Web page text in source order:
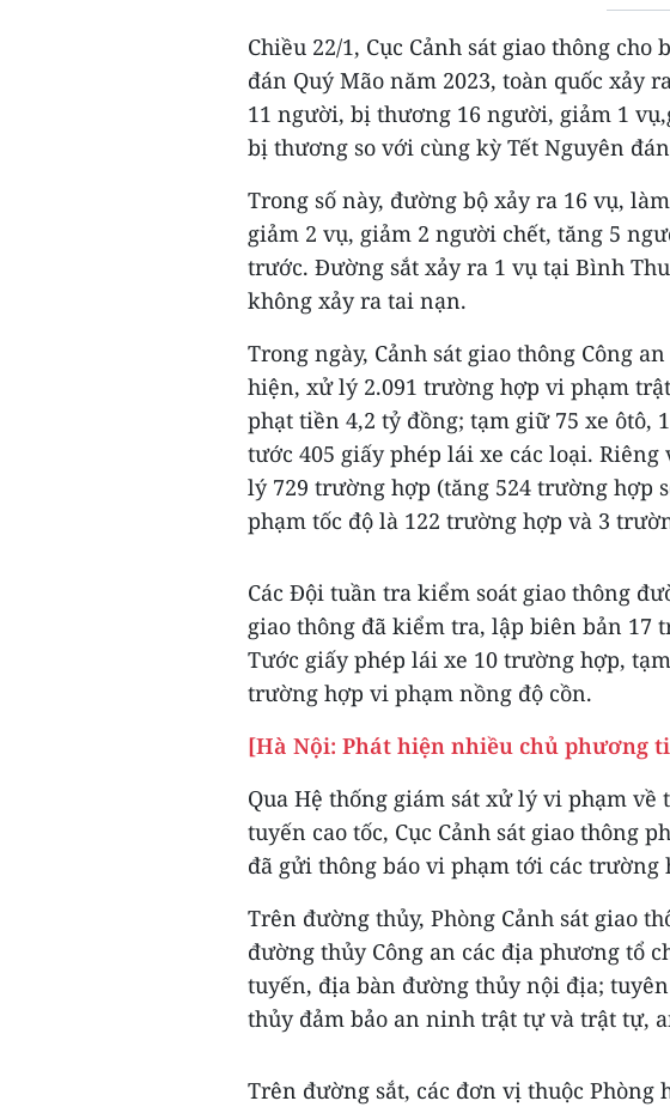
Chiều 22/1, Cục Cảnh sát giao thông
đán Quý Mão năm 2023, toàn quốc xảy
11 người, bị thương 16 người, giảm 1
bị thương so với cùng kỳ Tết Nguyên
Trong số này, đường bộ xảy ra 16 vụ,
giảm 2 vụ, giảm 2 người chết, tăng 5
trước. Đường sắt xảy ra 1 vụ tại Bình
không xảy ra tai nạn.
Trong ngày, Cảnh sát giao thông Công
hiện, xử lý 2.091 trường hợp vi phạm
phạt tiền 4,2 tỷ đồng; tạm giữ 75 xe ôtô,
tước 405 giấy phép lái xe các loại.
lý 729 trường hợp (tăng 524 trường hợp
phạm tốc độ là 122 trường hợp và 3
Các Đội tuần tra kiểm soát giao thông
giao thông đã kiểm tra, lập biên bản 17
Tước giấy phép lái xe 10 trường hợp,
trường hợp vi phạm nồng độ cồn.
[Hà Nội: Phát hiện nhiều chủ phương
Qua Hệ thống giám sát xử lý vi phạm
tuyến cao tốc, Cục Cảnh sát giao thông
đã gửi thông báo vi phạm tới các trường
Trên đường thủy, Phòng Cảnh sát giao
đường thủy Công an các địa phương tổ
tuyến, địa bàn đường thủy nội địa;
thủy đảm bảo an ninh trật tự và trật tự,
Trên đường sắt, các đơn vị thuộc Phòng